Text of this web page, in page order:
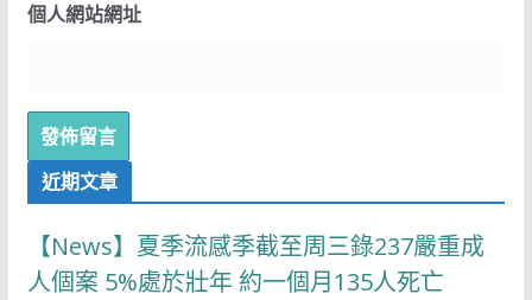
個人網站網址
近期文章
【News】夏季流感季截至周三錄237嚴重成
人個案 5%處於壯年 約一個月135人死亡